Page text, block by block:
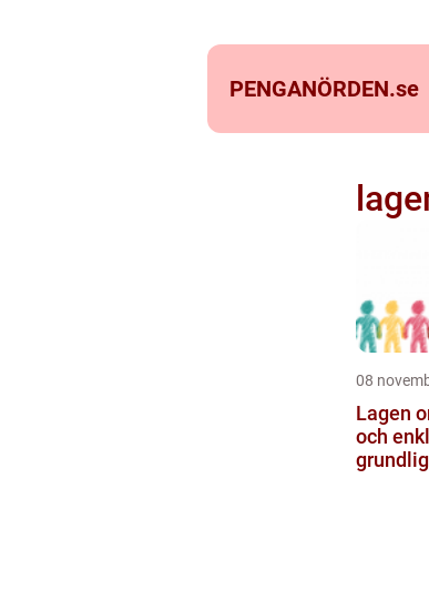
PENGANÖRDEN.se
08
Lagen
och